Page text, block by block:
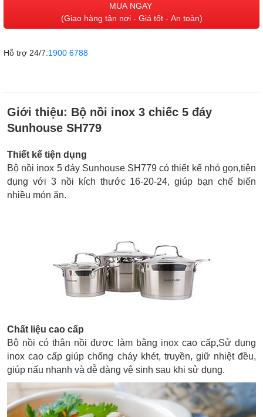
MUA NGAY
(Giao hàng tận nơi - Giá tốt - An toàn)
Hỗ trợ 24/7:1900 6788
Giới thiệu: Bộ nồi inox 3 chiếc 5 đáy
Sunhouse SH779
Thiết kế tiện dụng
Bộ nồi inox 5 đáy Sunhouse SH779 có thiết kế nhỏ gọn,tiện
dụng với 3 nồi kích thước 16-20-24, giúp bạn chế biến
nhiều món ăn.
Chất liệu cao cấp
Bộ nồi có thân nồi được làm bằng inox cao cấp,Sử dụng
inox cao cấp giúp chống cháy khét, truyền, giữ nhiệt đều,
giúp nấu nhanh và dễ dàng vệ sinh sau khi sử dụng.